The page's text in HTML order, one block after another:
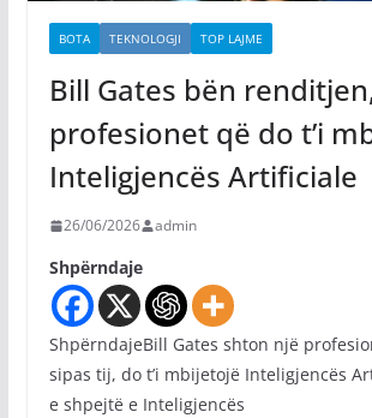
BOTA TEKNOLOGJI TOP LAJME
Bill Gates bën
profesionet që do t’i
Inteligjencës Artificiale
26/06/2026 admin
Shpërndaje
ShpërndajeBill Gates shton një
sipas tij, do t’i mbijetojë Inteligjencës
e shpejtë e Inteligjencës